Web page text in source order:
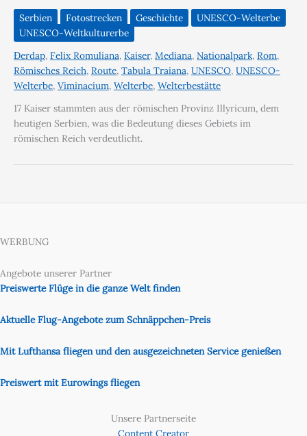
Serbien Fotostrecken Geschichte
UNESCO-Welterbe
UNESCO-Weltkulturerbe
Đerdap, Felix Romuliana, Kaiser, Mediana, Nationalpark, Rom,
Römisches Reich, Route, Tabula Traiana, UNESCO, UNESCO-
Welterbe, Viminacium, Welterbe, Welterbestätte
17 Kaiser stammten aus der römischen Provinz Illyricum, dem
heutigen Serbien, was die Bedeutung dieses Gebiets im
römischen Reich verdeutlicht.
WERBUNG
Angebote unserer Partner
Preiswerte Flüge in die ganze Welt finden
Aktuelle Flug-Angebote zum Schnäppchen-Preis
Mit Lufthansa fliegen und den ausgezeichneten Service genießen
Preiswert mit Eurowings fliegen
Unsere Partnerseite
Content Creator